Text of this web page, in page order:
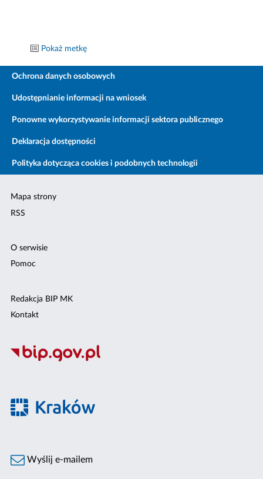
Pokaż metkę
Ochrona danych osobowych
Udostępnianie informacji na wniosek
Ponowne wykorzystywanie informacji sektora publicznego
Deklaracja dostępności
Polityka dotycząca cookies i podobnych technologii
Mapa strony
RSS
O serwisie
Pomoc
Redakcja BIP MK
Kontakt
Wyślij e-mailem